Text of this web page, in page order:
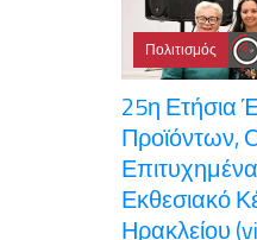
Πολιτισμός
25η Ετήσια
Προϊόντων,
Εκθεσιακό
Ηρακλείου